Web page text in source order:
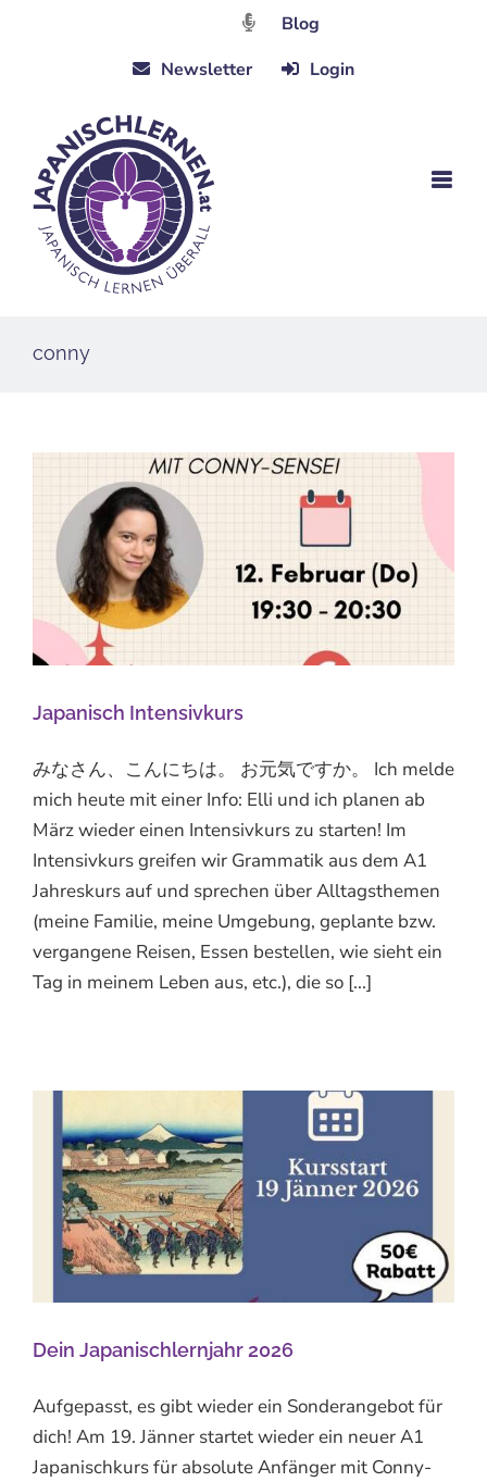
Blog
Newsletter
Login
conny
Japanisch Intensivkurs
みなさん、こんにちは。 お元気ですか。 Ich melde
mich heute mit einer Info: Elli und ich planen ab
März wieder einen Intensivkurs zu starten! Im
Intensivkurs greifen wir Grammatik aus dem A1
Jahreskurs auf und sprechen über Alltagsthemen
(meine Familie, meine Umgebung, geplante bzw.
vergangene Reisen, Essen bestellen, wie sieht ein
Tag in meinem Leben aus, etc.), die so [...]
Dein Japanischlernjahr 2026
Aufgepasst, es gibt wieder ein Sonderangebot für
dich! Am 19. Jänner startet wieder ein neuer A1
Japanischkurs für absolute Anfänger mit Conny-